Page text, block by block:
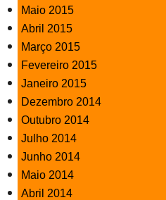
Maio 2015
Abril 2015
Março 2015
Fevereiro 2015
Janeiro 2015
Dezembro 2014
Outubro 2014
Julho 2014
Junho 2014
Maio 2014
Abril 2014